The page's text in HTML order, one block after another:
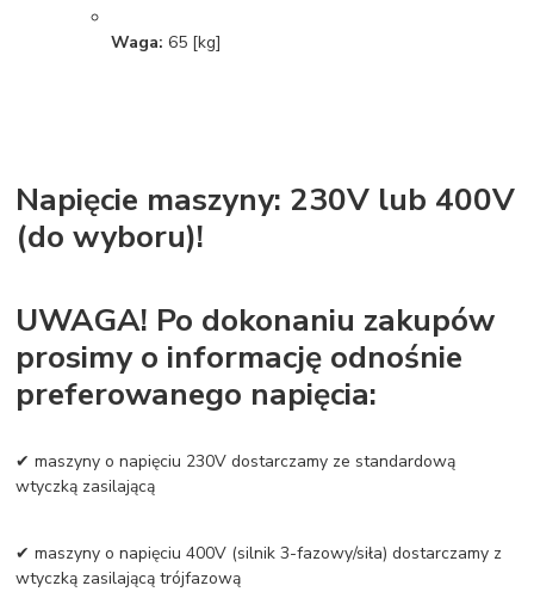
Waga: 65 [kg]
Napięcie maszyny: 230V lub 400V
(do wyboru)!
UWAGA! Po dokonaniu zakupów
prosimy o informację odnośnie
preferowanego napięcia:
✔ maszyny o napięciu 230V dostarczamy ze standardową
wtyczką zasilającą
✔ maszyny o napięciu 400V (silnik 3-fazowy/siła) dostarczamy z
wtyczką zasilającą trójfazową